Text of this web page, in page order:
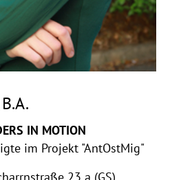
IN MOTION
im Projekt "AntOstMig"
23 a (GS)